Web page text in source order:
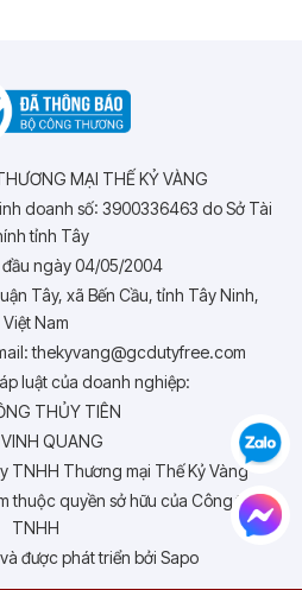
MẠI THẾ KỶ VÀNG
doanh số: 3900336463 do Sở Tài
tỉnh Tây
đầu ngày 04/05/2004
Tây, xã Bến Cầu, tỉnh Tây Ninh,
Việt Nam
thekyvang@gcdutyfree.com
luật của doanh nghiệp:
THỦY TIÊN
QUANG
TNHH Thương mại Thế Kỷ Vàng
thuộc quyền sở hữu của Công ty
TNHH
được phát triển bởi Sapo